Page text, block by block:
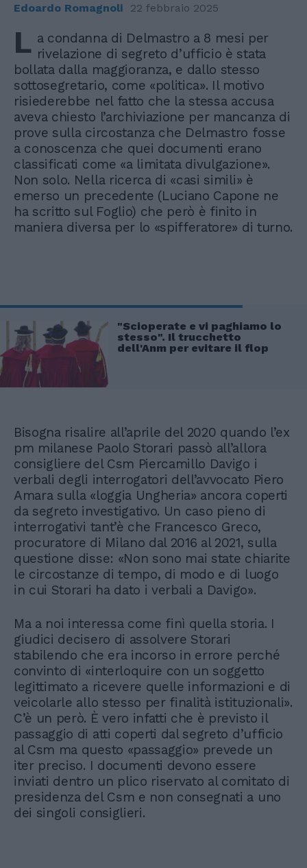
Edoardo Romagnoli 22 febbraio 2025
L a condanna di Delmastro a 8 mesi per
rivelazione di segreto d’ufficio è stata
bollata dalla maggioranza, e dallo stesso
sottosegretario, come «politica». Il motivo
risiederebbe nel fatto che la stessa accusa
aveva chiesto l’archiviazione per mancanza di
prove sulla circostanza che Delmastro fosse
a conoscenza che quei documenti erano
classificati come «a limitata divulgazione».
Non solo. Nella ricerca di «casi simili» è
emerso un precedente (Luciano Capone ne
ha scritto sul Foglio) che però è finito in
maniera diversa per lo «spifferatore» di turno.
"Scioperate e vi paghiamo lo
stesso". Il trucchetto
dell'Anm per evitare il flop
Bisogna risalire all’aprile del 2020 quando l’ex
pm milanese Paolo Storari passò all’allora
consigliere del Csm Piercamillo Davigo i
verbali degli interrogatori dell’avvocato Piero
Amara sulla «loggia Ungheria» ancora coperti
da segreto investigativo. Un caso pieno di
interrogativi tant’è che Francesco Greco,
procuratore di Milano dal 2016 al 2021, sulla
questione disse: «Non sono mai state chiarite
le circostanze di tempo, di modo e di luogo
in cui Storari ha dato i verbali a Davigo».
Ma a noi interessa come finì quella storia. I
giudici decisero di assolvere Storari
stabilendo che era incorso in errore perché
convinto di «interloquire con un soggetto
legittimato a ricevere quelle informazioni e di
veicolarle allo stesso per finalità istituzionali».
C’è un però. È vero infatti che è previsto il
passaggio di atti coperti dal segreto d’ufficio
al Csm ma questo «passaggio» prevede un
iter preciso. I documenti devono essere
inviati dentro un plico riservato al comitato di
presidenza del Csm e non consegnati a uno
dei singoli consiglieri.